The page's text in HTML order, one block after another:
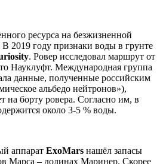
ресурса на безжизненной
2019 году признаки воды в грунте
. Ровер исследовал маршрут от
Науклуфт. Международная группа
данные, полученные российским
альбедо нейтронов»),
на борту ровера. Согласно им, в
около 3-5 % воды.
аппарат ExoMars нашёл запасы
Марса – долинах Маринер. Скорее